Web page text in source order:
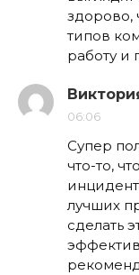
здорово,
типов
работу и
06:06
Супер
что-то,
лучших
сделать